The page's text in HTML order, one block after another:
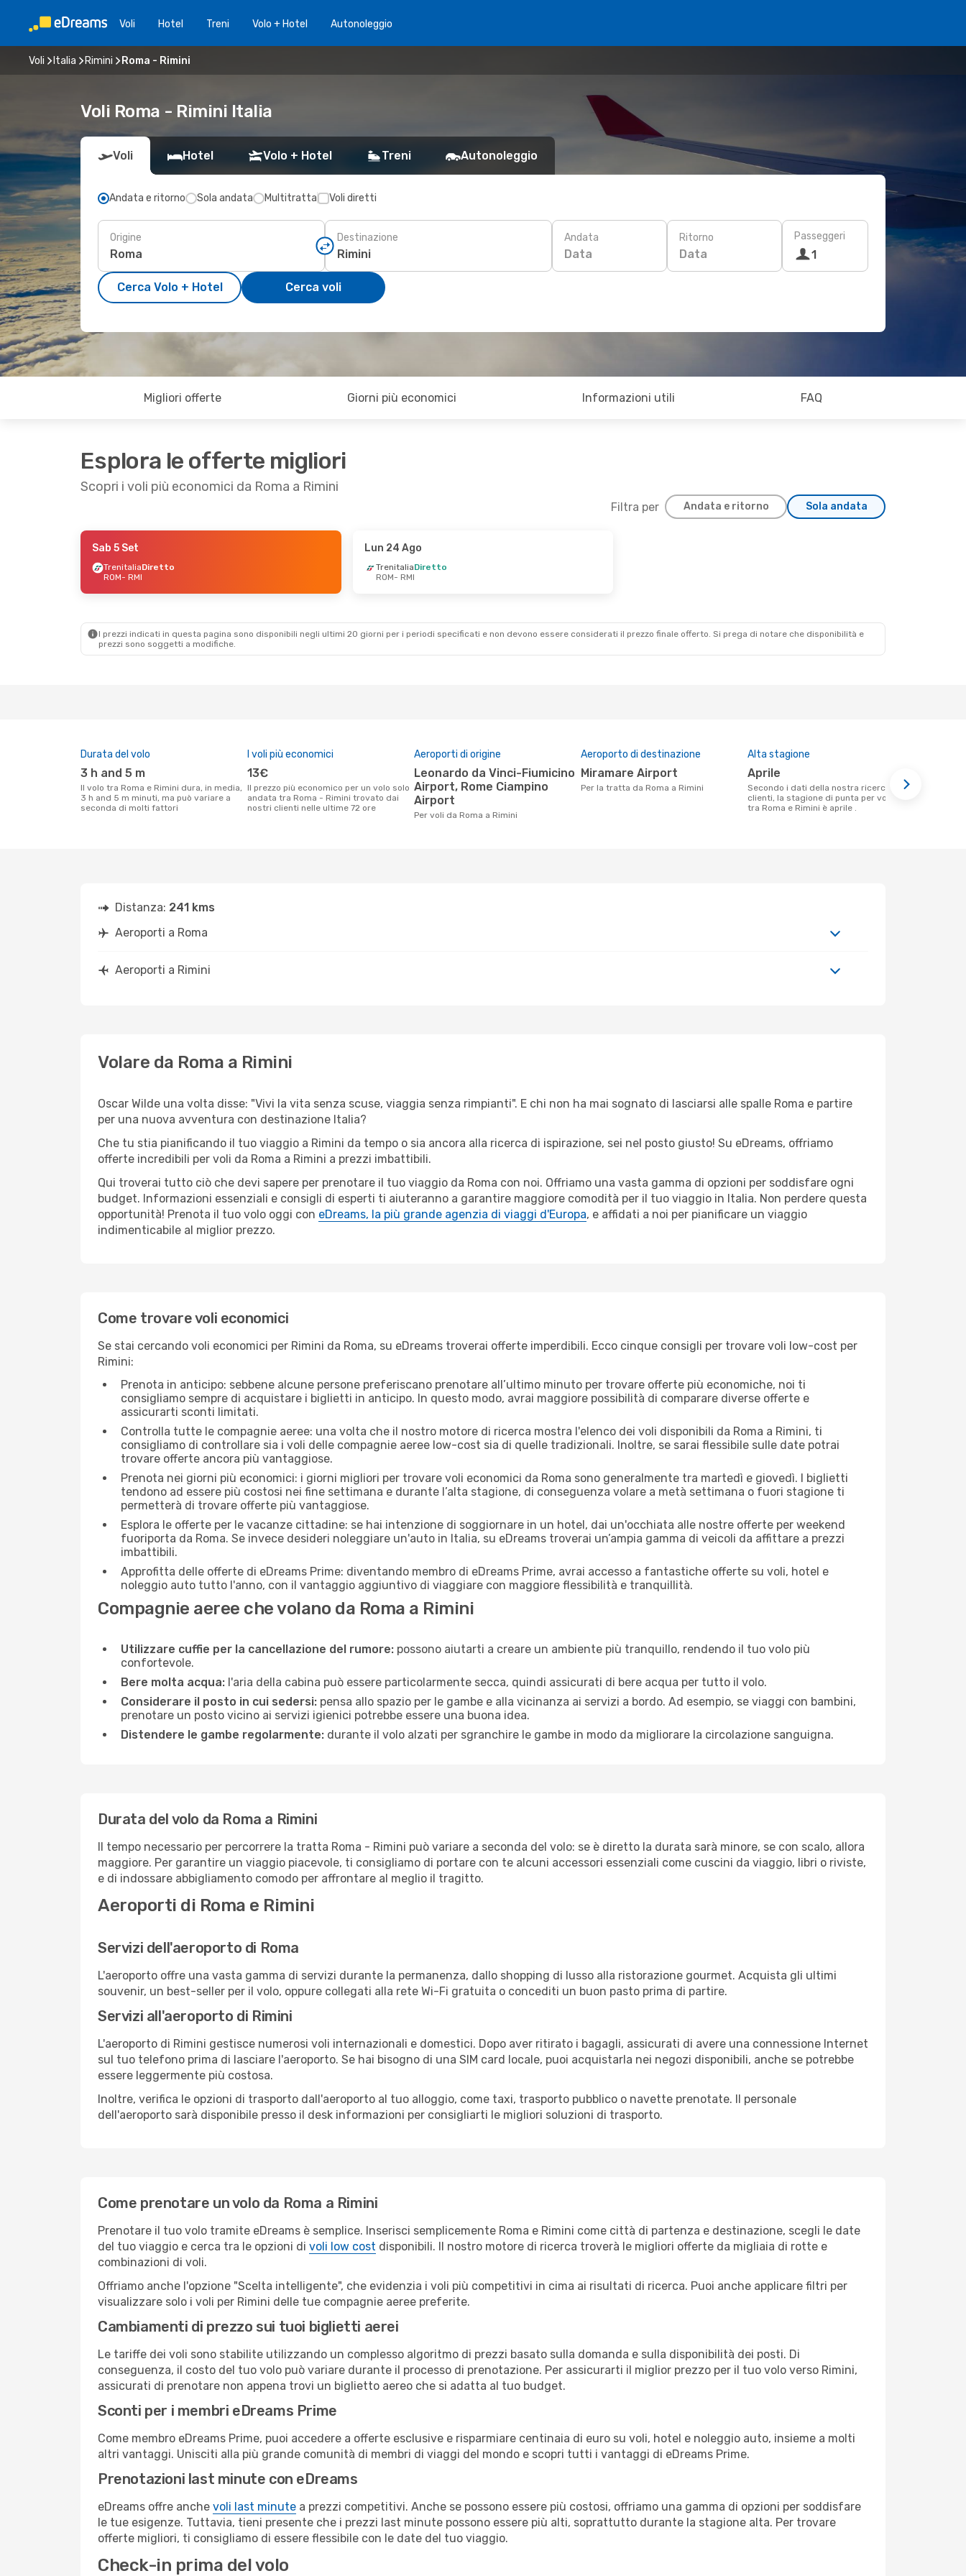
Voli Hotel Treni Volo + Hotel Autonoleggio
Voli Italia Rimini Roma - Rimini
Voli Roma - Rimini Italia
Voli Hotel Volo + Hotel Treni Autonoleggio
Andata e ritorno Sola andata Multitratta Voli diretti
Origine Destinazione Andata
Data
Ritorno
Data
Passeggeri
1
Cerca Volo + Hotel Cerca voli
Migliori offerte Giorni più economici Informazioni utili FAQ
Esplora le offerte migliori
Scopri i voli più economici da Roma a Rimini
Filtra per Andata e ritorno Sola andata
- Dom 6 Set
Sab 5 Set
TrenitaliaDiretto
ROM- RMI
Lun 24 Ago
TrenitaliaDiretto
ROM- RMI
I prezzi indicati in questa pagina sono disponibili negli ultimi 20 giorni per i periodi specificati e non devono essere considerati il ​​prezzo finale offerto. Si prega di notare che disponibilità e
prezzi sono soggetti a modifiche.
Durata del volo
3 h and 5 m
Il volo tra Roma e Rimini dura, in media,
3 h and 5 m minuti, ma può variare a
seconda di molti fattori
I voli più economici
13€
Il prezzo più economico per un volo solo
andata tra Roma - Rimini trovato dai
nostri clienti nelle ultime 72 ore
Aeroporti di origine
Leonardo da Vinci-Fiumicino
Airport, Rome Ciampino
Airport
Per voli da Roma a Rimini
Aeroporto di destinazione
Miramare Airport
Per la tratta da Roma a Rimini
Alta stagione
aprile
Secondo i dati della nostra ricerca
clienti, la stagione di punta per volare
tra Roma e Rimini è aprile .
Distanza: 241 kms
Aeroporti a Roma
Aeroporti a Rimini
Volare da Roma a Rimini
Oscar Wilde una volta disse: "Vivi la vita senza scuse, viaggia senza rimpianti". E chi non ha mai sognato di lasciarsi alle spalle Roma e partire
per una nuova avventura con destinazione Italia?
Che tu stia pianificando il tuo viaggio a Rimini da tempo o sia ancora alla ricerca di ispirazione, sei nel posto giusto! Su eDreams, offriamo
offerte incredibili per voli da Roma a Rimini a prezzi imbattibili.
Qui troverai tutto ciò che devi sapere per prenotare il tuo viaggio da Roma con noi. Offriamo una vasta gamma di opzioni per soddisfare ogni
budget. Informazioni essenziali e consigli di esperti ti aiuteranno a garantire maggiore comodità per il tuo viaggio in Italia. Non perdere questa
opportunità! Prenota il tuo volo oggi con eDreams, la più grande agenzia di viaggi d'Europa, e affidati a noi per pianificare un viaggio
indimenticabile al miglior prezzo.
Come trovare voli economici
Se stai cercando voli economici per Rimini da Roma, su eDreams troverai offerte imperdibili. Ecco cinque consigli per trovare voli low-cost per
Rimini:
Prenota in anticipo: sebbene alcune persone preferiscano prenotare all’ultimo minuto per trovare offerte più economiche, noi ti
consigliamo sempre di acquistare i biglietti in anticipo. In questo modo, avrai maggiore possibilità di comparare diverse offerte e
assicurarti sconti limitati.
Controlla tutte le compagnie aeree: una volta che il nostro motore di ricerca mostra l'elenco dei voli disponibili da Roma a Rimini, ti
consigliamo di controllare sia i voli delle compagnie aeree low-cost sia di quelle tradizionali. Inoltre, se sarai flessibile sulle date potrai
trovare offerte ancora più vantaggiose.
Prenota nei giorni più economici: i giorni migliori per trovare voli economici da Roma sono generalmente tra martedì e giovedì. I biglietti
tendono ad essere più costosi nei fine settimana e durante l’alta stagione, di conseguenza volare a metà settimana o fuori stagione ti
permetterà di trovare offerte più vantaggiose.
Esplora le offerte per le vacanze cittadine: se hai intenzione di soggiornare in un hotel, dai un'occhiata alle nostre offerte per weekend
fuoriporta da Roma. Se invece desideri noleggiare un'auto in Italia, su eDreams troverai un’ampia gamma di veicoli da affittare a prezzi
imbattibili.
Approfitta delle offerte di eDreams Prime: diventando membro di eDreams Prime, avrai accesso a fantastiche offerte su voli, hotel e
noleggio auto tutto l'anno, con il vantaggio aggiuntivo di viaggiare con maggiore flessibilità e tranquillità.
Compagnie aeree che volano da Roma a Rimini
Utilizzare cuffie per la cancellazione del rumore: possono aiutarti a creare un ambiente più tranquillo, rendendo il tuo volo più
confortevole.
Bere molta acqua: l'aria della cabina può essere particolarmente secca, quindi assicurati di bere acqua per tutto il volo.
Considerare il posto in cui sedersi: pensa allo spazio per le gambe e alla vicinanza ai servizi a bordo. Ad esempio, se viaggi con bambini,
prenotare un posto vicino ai servizi igienici potrebbe essere una buona idea.
Distendere le gambe regolarmente: durante il volo alzati per sgranchire le gambe in modo da migliorare la circolazione sanguigna.
Durata del volo da Roma a Rimini
Il tempo necessario per percorrere la tratta Roma - Rimini può variare a seconda del volo: se è diretto la durata sarà minore, se con scalo, allora
maggiore. Per garantire un viaggio piacevole, ti consigliamo di portare con te alcuni accessori essenziali come cuscini da viaggio, libri o riviste,
e di indossare abbigliamento comodo per affrontare al meglio il tragitto.
Aeroporti di Roma e Rimini
Servizi dell'aeroporto di Roma
L'aeroporto offre una vasta gamma di servizi durante la permanenza, dallo shopping di lusso alla ristorazione gourmet. Acquista gli ultimi
souvenir, un best-seller per il volo, oppure collegati alla rete Wi-Fi gratuita o concediti un buon pasto prima di partire.
Servizi all'aeroporto di Rimini
L'aeroporto di Rimini gestisce numerosi voli internazionali e domestici. Dopo aver ritirato i bagagli, assicurati di avere una connessione Internet
sul tuo telefono prima di lasciare l'aeroporto. Se hai bisogno di una SIM card locale, puoi acquistarla nei negozi disponibili, anche se potrebbe
essere leggermente più costosa.
Inoltre, verifica le opzioni di trasporto dall'aeroporto al tuo alloggio, come taxi, trasporto pubblico o navette prenotate. Il personale
dell'aeroporto sarà disponibile presso il desk informazioni per consigliarti le migliori soluzioni di trasporto.
Come prenotare un volo da Roma a Rimini
Prenotare il tuo volo tramite eDreams è semplice. Inserisci semplicemente Roma e Rimini come città di partenza e destinazione, scegli le date
del tuo viaggio e cerca tra le opzioni di voli low cost disponibili. Il nostro motore di ricerca troverà le migliori offerte da migliaia di rotte e
combinazioni di voli.
Offriamo anche l'opzione "Scelta intelligente", che evidenzia i voli più competitivi in cima ai risultati di ricerca. Puoi anche applicare filtri per
visualizzare solo i voli per Rimini delle tue compagnie aeree preferite.
Cambiamenti di prezzo sui tuoi biglietti aerei
Le tariffe dei voli sono stabilite utilizzando un complesso algoritmo di prezzi basato sulla domanda e sulla disponibilità dei posti. Di
conseguenza, il costo del tuo volo può variare durante il processo di prenotazione. Per assicurarti il miglior prezzo per il tuo volo verso Rimini,
assicurati di prenotare non appena trovi un biglietto aereo che si adatta al tuo budget.
Sconti per i membri eDreams Prime
Come membro eDreams Prime, puoi accedere a offerte esclusive e risparmiare centinaia di euro su voli, hotel e noleggio auto, insieme a molti
altri vantaggi. Unisciti alla più grande comunità di membri di viaggi del mondo e scopri tutti i vantaggi di eDreams Prime.
Prenotazioni last minute con eDreams
eDreams offre anche voli last minute a prezzi competitivi. Anche se possono essere più costosi, offriamo una gamma di opzioni per soddisfare
le tue esigenze. Tuttavia, tieni presente che i prezzi last minute possono essere più alti, soprattutto durante la stagione alta. Per trovare
offerte migliori, ti consigliamo di essere flessibile con le date del tuo viaggio.
Check-in prima del volo